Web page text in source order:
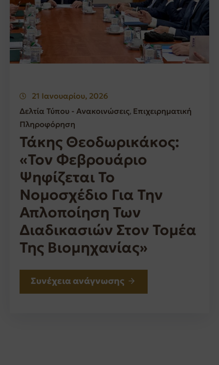
21 Ιανουαρίου, 2026
Δελτία Τύπου - Ανακοινώσεις‚ Επιχειρηματική
Πληροφόρηση
Τάκης Θεοδωρικάκος:
«Τον Φεβρουάριο
Ψηφίζεται Το
Νομοσχέδιο Για Την
Απλοποίηση Των
Διαδικασιών Στον Τομέα
Της Βιομηχανίας»
Συνέχεια ανάγνωσης